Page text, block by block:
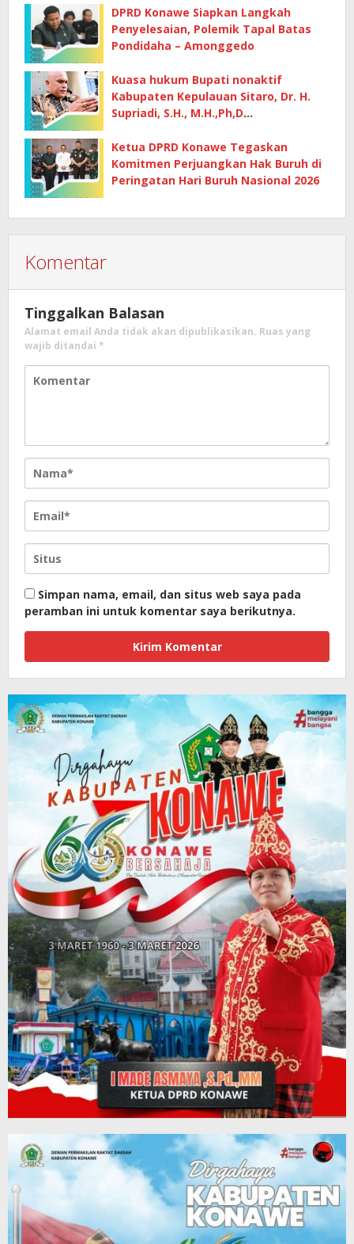
DPRD Konawe Siapkan Langkah
Penyelesaian, Polemik Tapal Batas
Pondidaha – Amonggedo
Kuasa hukum Bupati nonaktif
Kabupaten Kepulauan Sitaro, Dr. H.
Supriadi, S.H., M.H.,Ph,D
kerugian negara
Ketua DPRD Konawe Tegaskan
Komitmen Perjuangkan Hak Buruh di
Peringatan Hari Buruh Nasional 2026
Komentar
Tinggalkan Balasan
Alamat email Anda tidak akan dipublikasikan. Ruas yang
wajib ditandai *
Simpan nama, email, dan situs web saya pada
peramban ini untuk komentar saya berikutnya.